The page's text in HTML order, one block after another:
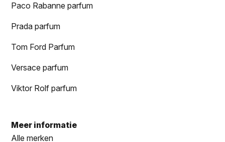
Paco Rabanne parfum
Prada parfum
Tom Ford Parfum
Versace parfum
Viktor Rolf parfum
Meer informatie
Alle merken